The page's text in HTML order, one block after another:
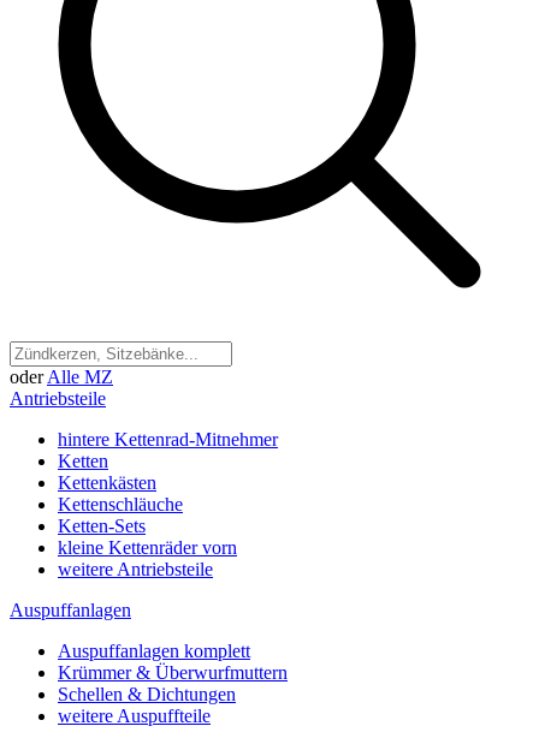
oder Alle MZ
Antriebsteile
hintere Kettenrad-Mitnehmer
Ketten
Kettenkästen
Kettenschläuche
Ketten-Sets
kleine Kettenräder vorn
weitere Antriebsteile
Auspuffanlagen
Auspuffanlagen komplett
Krümmer & Überwurfmuttern
Schellen & Dichtungen
weitere Auspuffteile